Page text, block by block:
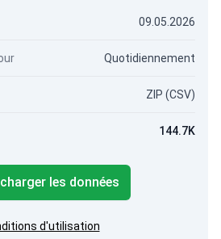
09.05.2026
Quotidiennement
ZIP (CSV)
144.7K
les données
d'utilisation